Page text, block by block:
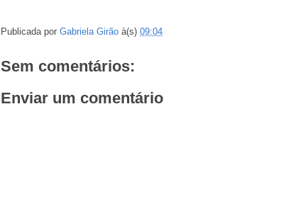
Publicada por Gabriela Girão à(s) 09:04
Sem comentários:
Enviar um comentário